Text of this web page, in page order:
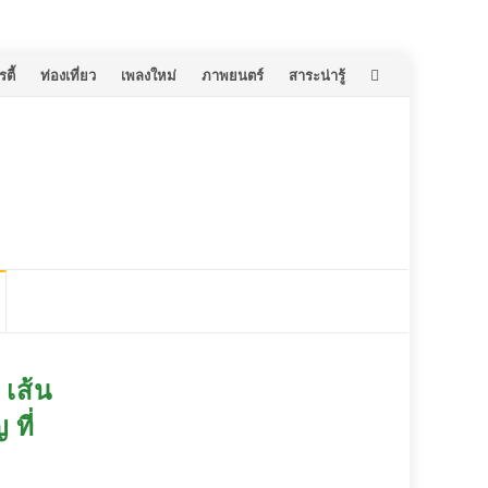
ตี้ ท่องเที่ยว เพลงใหม่ ภาพยนตร์ สาระน่ารู้
ส้น
ที่